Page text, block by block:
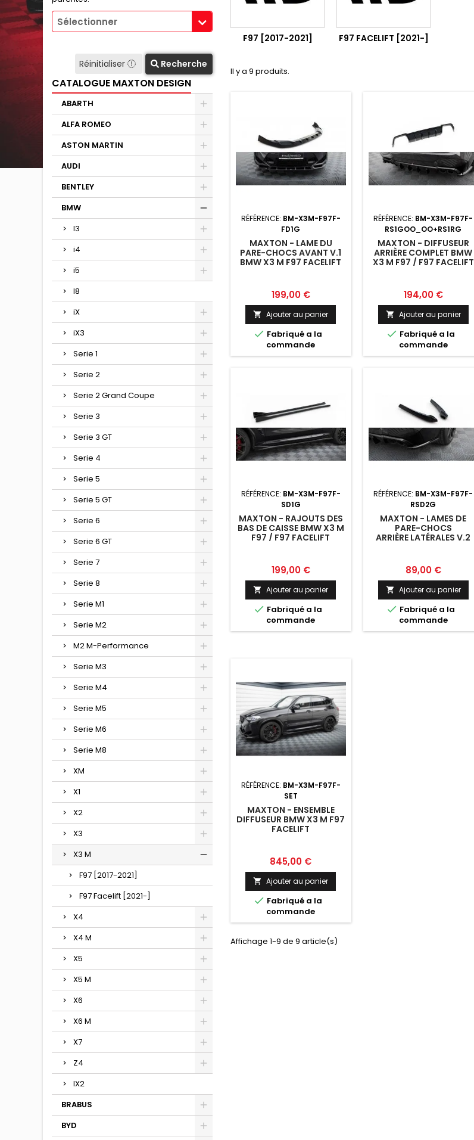
Sélectionner
Réinitialiser Recherche
CATALOGUE MAXTON DESIGN
ABARTH
ALFA ROMEO
ASTON MARTIN
AUDI
BENTLEY
BMW
I3
i4
i5
I8
iX
iX3
Serie 1
Serie 2
Serie 2 Grand Coupe
Serie 3
Serie 3 GT
Serie 4
Serie 5
Serie 5 GT
Serie 6
Serie 6 GT
Serie 7
Serie 8
Serie M1
Serie M2
M2 M-Performance
Serie M3
Serie M4
Serie M5
Serie M6
Serie M8
XM
X1
X2
X3
X3 M
F97 [2017-2021]
F97 Facelift [2021-]
X4
X4 M
X5
X5 M
X6
X6 M
X7
Z4
IX2
BRABUS
BYD
F97 [2017-2021] F97 FACELIFT [2021-]
Il y a 9 produits.
RÉFÉRENCE: BM-X3M-F97F-
FD1G
MAXTON - LAME DU
PARE-CHOCS AVANT V.1
BMW X3 M F97 FACELIFT
Prix
199,00 €
 Ajouter au panier
 Fabriqué a la
commande
RÉFÉRENCE: BM-X3M-F97F-
RS1GOO_OO+RS1RG
MAXTON - DIFFUSEUR
ARRIÈRE COMPLET BMW
X3 M F97 / F97 FACELIFT
Prix
194,00 €
 Ajouter au panier
 Fabriqué a la
commande
RÉFÉRENCE: BM-X3M-F97F-
SD1G
MAXTON - RAJOUTS DES
BAS DE CAISSE BMW X3 M
F97 / F97 FACELIFT
Prix
199,00 €
 Ajouter au panier
 Fabriqué a la
commande
RÉFÉRENCE: BM-X3M-F97F-
RSD2G
MAXTON - LAMES DE
PARE-CHOCS
ARRIÈRE LATÉRALES V.2
Prix
89,00 €
 Ajouter au panier
 Fabriqué a la
commande
RÉFÉRENCE: BM-X3M-F97F-
SET
MAXTON - ENSEMBLE
DIFFUSEUR BMW X3 M F97
FACELIFT
Prix
845,00 €
 Ajouter au panier
 Fabriqué a la
commande
Affichage 1-9 de 9 article(s)